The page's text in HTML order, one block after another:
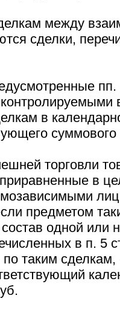
между
сделки,
пп.
в
суммового
торговли
в
предметом
одной или
в п. 5
таким